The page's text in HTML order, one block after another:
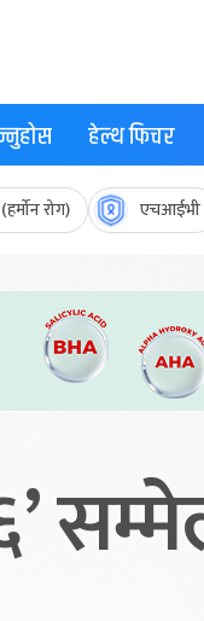
हेल्थ फिचर
रोग) एचआईभी